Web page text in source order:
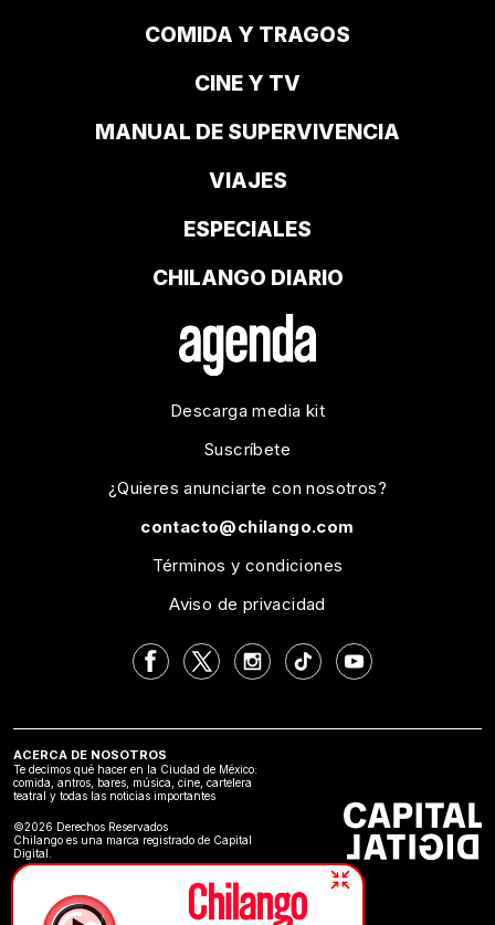
COMIDA Y TRAGOS
CINE Y TV
MANUAL DE SUPERVIVENCIA
VIAJES
ESPECIALES
CHILANGO DIARIO
Descarga media kit
Suscríbete
¿Quieres anunciarte con nosotros?
contacto@chilango.com
Términos y condiciones
Aviso de privacidad
ACERCA DE NOSOTROS
Te decimos qué hacer en la Ciudad de México:
comida, antros, bares, música, cine, cartelera
teatral y todas las noticias importantes
©2026 Derechos Reservados
Chilango es una marca registrado de Capital
Digital.